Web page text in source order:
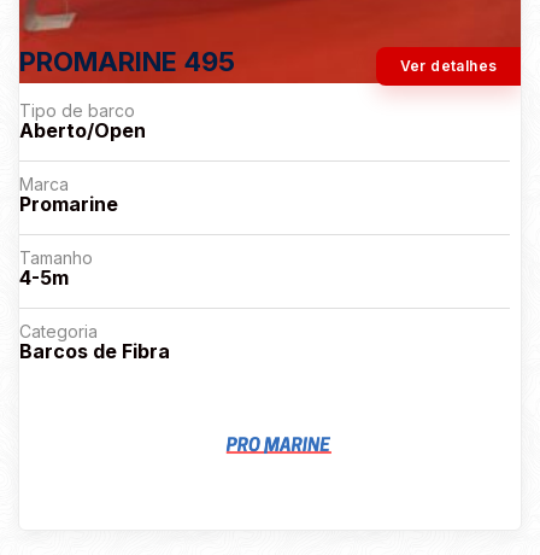
Ver detalhes
PROMARINE 495
Tipo de barco
Aberto/Open
Marca
Promarine
Tamanho
4-5m
Categoria
Barcos de Fibra